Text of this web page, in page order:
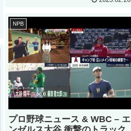
This movie 3:名...
NPB
プロ野球ニュース & WBC – エ